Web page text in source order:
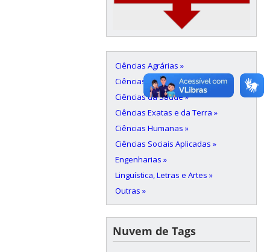
Ciências Agrárias »
Ciências Biológicas »
Ciências da Saúde »
Ciências Exatas e da Terra »
Ciências Humanas »
Ciências Sociais Aplicadas »
Engenharias »
Linguística, Letras e Artes »
Outras »
Nuvem de Tags